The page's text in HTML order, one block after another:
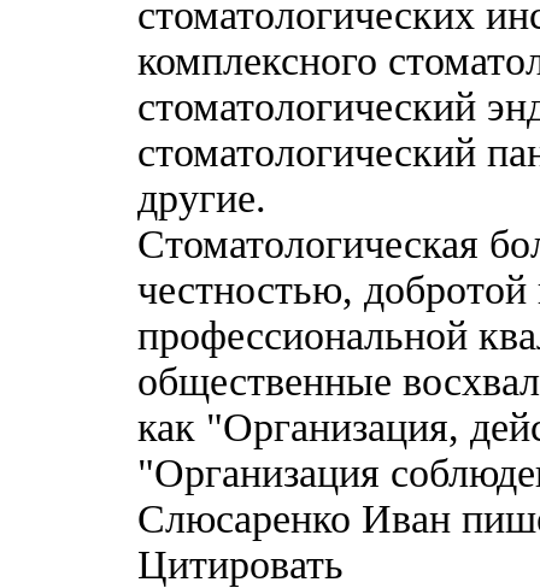
стоматологических
комплексного
стоматологический
стоматологический
другие.
Стоматологическая
честностью,
профессиональной
общественные
как "Организация,
"Организация
Слюсаренко Иван
Цитировать